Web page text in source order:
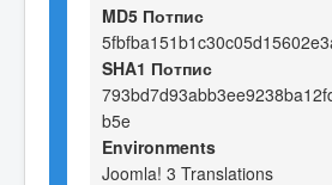
MD5 Потпис
SHA1 Потпис
b5e
Environments
Joomla! 3 Translations